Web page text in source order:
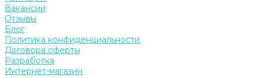
Вакансии
Отзывы
Блог
Политика конфиденциальности
Договора оферты
Разработка
Интернет-магазин